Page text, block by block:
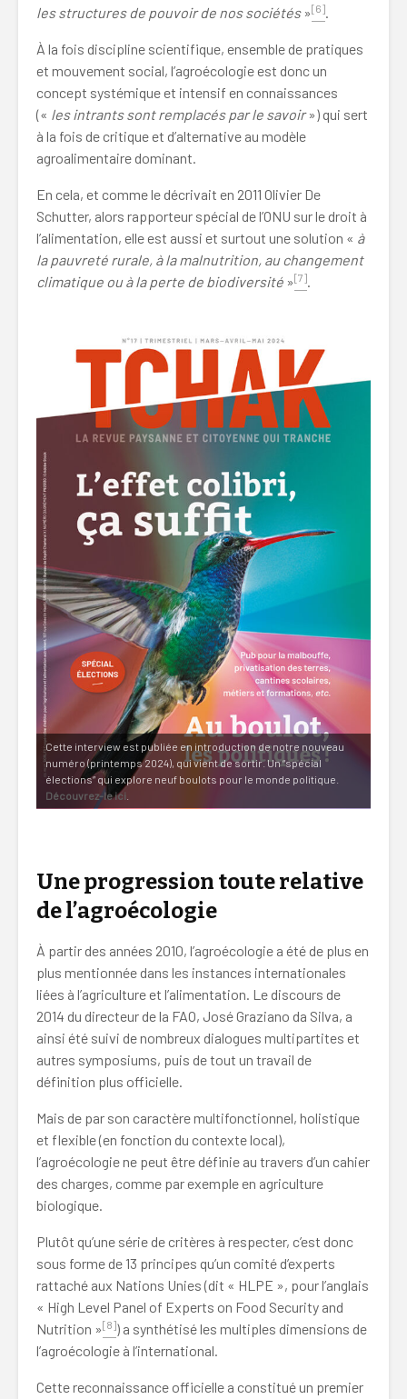
les structures de pouvoir de nos sociétés »[6].
À la fois discipline scientifique, ensemble de pratiques
et mouvement social, l’agroécologie est donc un
concept systémique et intensif en connaissances
(« les intrants sont remplacés par le savoir») qui sert
à la fois de critique et d’alternative au modèle
agroalimentaire dominant.
En cela, et comme le décrivait en 2011 Olivier De
Schutter, alors rapporteur spécial de l’ONU sur le droit à
l’alimentation, elle est aussi et surtout une solution « à
la pauvreté rurale, à la malnutrition, au changement
climatique ou à la perte de biodiversité »[7].
Cette interview est publiée en introduction de notre nouveau
numéro (printemps 2024), qui vient de sortir. Un “spécial
élections” qui explore neuf boulots pour le monde politique.
Découvrez-le ici
Une progression toute relative
de l’agroécologie
À partir des années 2010, l’agroécologie a été de plus en
plus mentionnée dans les instances internationales
liées à l’agriculture et l’alimentation. Le discours de
2014 du directeur de la FAO, José Graziano da Silva, a
ainsi été suivi de nombreux dialogues multipartites et
autres symposiums, puis de tout un travail de
définition plus officielle.
Mais de par son caractère multifonctionnel, holistique
et flexible (en fonction du contexte local),
l’agroécologie ne peut être définie au travers d’un cahier
des charges, comme par exemple en agriculture
biologique.
Plutôt qu’une série de critères à respecter, c’est donc
sous forme de 13 principes qu’un comité d’experts
rattaché aux Nations Unies (dit « HLPE », pour l’anglais
« High Level Panel of Experts on Food Security and
Nutrition »[8]) a synthétisé les multiples dimensions de
l’agroécologie à l’international.
Cette reconnaissance officielle a constitué un premier